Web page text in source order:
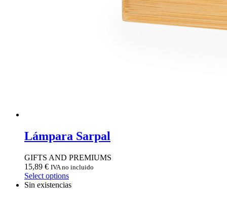
Lámpara Sarpal
GIFTS AND PREMIUMS
15,89 € IVA no incluido
Select options
Sin existencias